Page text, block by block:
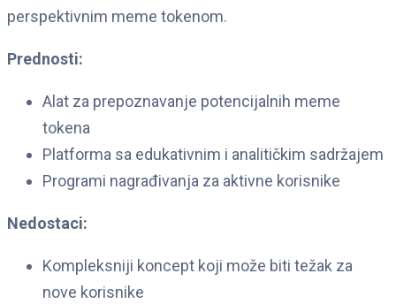
perspektivnim meme tokenom.
Prednosti:
Alat za prepoznavanje potencijalnih meme
tokena
Platforma sa edukativnim i analitičkim sadržajem
Programi nagrađivanja za aktivne korisnike
Nedostaci:
Kompleksniji koncept koji može biti težak za
nove korisnike